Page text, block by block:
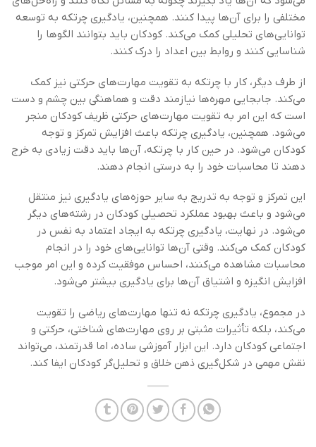
مختلفی را برای آن‌ها پیدا کنند. همچنین، یادگیری چرتکه به توسعه
توانایی‌های تحلیلی کمک می‌کند. کودکان باید بتوانند الگوها را
شناسایی کنند و روابط بین اعداد را درک کنند.
از طرف دیگر، کار با چرتکه به تقویت مهارت‌های حرکتی نیز کمک
می‌کند. جابجایی مهره‌ها نیازمند دقت و هماهنگی بین چشم و دست
است که این امر به تقویت مهارت‌های حرکتی ظریف کودکان منجر
می‌شود. همچنین، یادگیری چرتکه باعث افزایش تمرکز و توجه
کودکان می‌شود. در حین کار با چرتکه، آن‌ها باید دقت زیادی به خرج
دهند تا محاسبات خود را به درستی انجام دهند.
این تمرکز و توجه به تدریج به سایر حوزه‌های یادگیری نیز منتقل
می‌شود و باعث بهبود عملکرد تحصیلی کودکان در رشته‌های دیگر
می‌شود. در نهایت، یادگیری چرتکه به ایجاد اعتماد به نفس در
کودکان کمک می‌کند. وقتی آن‌ها توانایی‌های خود را در انجام
محاسبات مشاهده می‌کنند، احساس موفقیت کرده و این امر موجب
افزایش انگیزه و اشتیاق آن‌ها برای یادگیری بیشتر می‌شود.
در مجموع، یادگیری چرتکه نه تنها مهارت‌های ریاضی را تقویت
می‌کند، بلکه تأثیرات مثبتی بر روی مهارت‌های شناختی، حرکتی و
اجتماعی کودکان دارد. این ابزار آموزشی ساده، اما قدرتمند، می‌تواند
نقش مهمی در شکل‌گیری ذهن خلاق و تحلیل‌گر کودکان ایفا کند.